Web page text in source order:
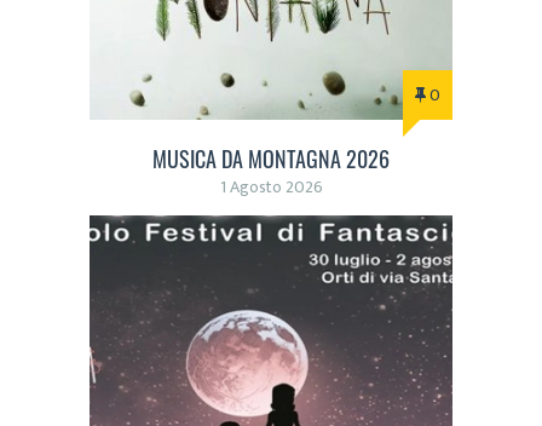
0
MUSICA DA MONTAGNA 2026
1 Agosto 2026